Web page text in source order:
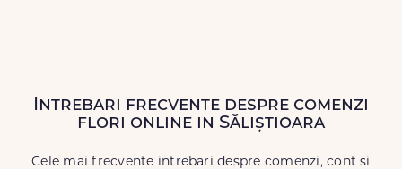
Livrăm buchete de florichiar și în weekend, pentru ca tu
să poți adresa un gest frumos atunci când ai nevoie.
Intrebari frecvente despre comenzi
flori online in Săliștioara
Cele mai frecvente intrebari despre comenzi, cont si